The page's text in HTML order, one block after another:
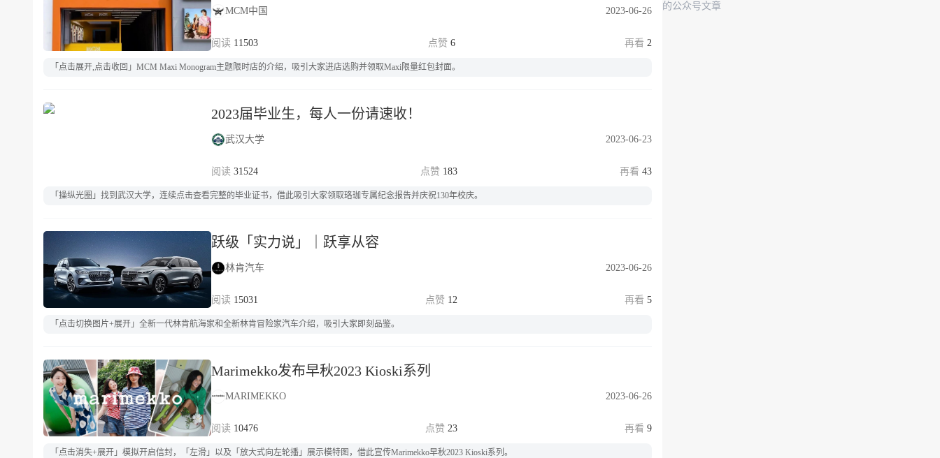
MCM中国 2023-06-26
11503 6 2
「点击展开,点击收回」MCM Maxi Monogram主题限时店的介绍，吸引大家进店选购并领取Maxi限量红包封面。
2023届毕业生，每人一份请速收！
武汉大学 2023-06-23
31524 183 43
「操纵光圈」找到武汉大学，连续点击查看完整的毕业证书，借此吸引大家领取珞珈专属纪念报告并庆祝130年校庆。
跃级「实力说」｜跃享从容
林肯汽车 2023-06-26
15031 12 5
「点击切换图片+展开」全新一代林肯航海家和全新林肯冒险家汽车介绍，吸引大家即刻品鉴。
Marimekko发布早秋2023 Kioski系列
MARIMEKKO 2023-06-26
10476 23 9
「点击消失+展开」模拟开启信封，「左滑」以及「放大式向左轮播」展示模特图，借此宣传Marimekko早秋2023 Kioski系列。
的公众号文章